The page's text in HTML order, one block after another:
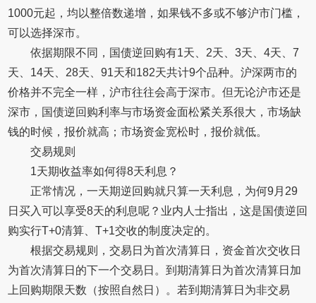
1000元起，均以整倍数递增，如果钱不多或不够沪市门槛，
可以选择深市。
依据期限不同，国债逆回购有1天、2天、3天、4天、7
天、14天、28天、91天和182天共计9个品种。沪深两市的
价格并不完全一样，沪市往往会高于深市。但无论沪市还是
深市，国债逆回购利率与市场资金面松紧关系很大，市场缺
钱的时候，报价就高；市场资金宽松时，报价就低。
交易规则
1天期收益率如何得8天利息？
正常情况，一天期逆回购就只算一天利息，为何9月29
日买入可以享受8天的利息呢？业内人士指出，这是国债逆回
购实行T+0清算、T+1交收的制度决定的。
根据交易规则，交易日为首次清算日，资金首次交收日
为首次清算日的下一个交易日。到期清算日为首次清算日加
上回购期限天数（按照自然日）。若到期清算日为非交易